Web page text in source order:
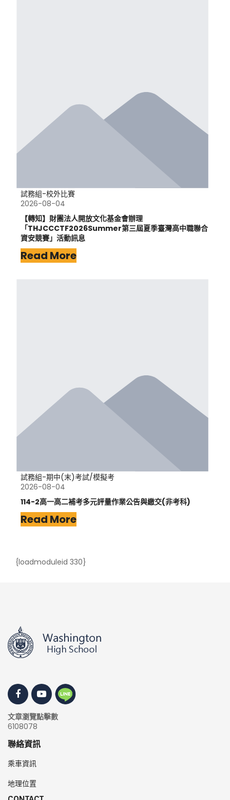
試務組-校外比賽
2026-08-04
【轉知】財團法人開放文化基金會辦理
「THJCCCTF2026Summer第三屆夏季臺灣高中職聯合
資安競賽」活動訊息
Read More
試務組-期中(末)考試/模擬考
2026-08-04
114-2高一高二補考多元評量作業公告與繳交(非考科)
Read More
{loadmoduleid 330}
文章瀏覽點擊數
6108078
聯絡資訊
乘車資訊
地理位置